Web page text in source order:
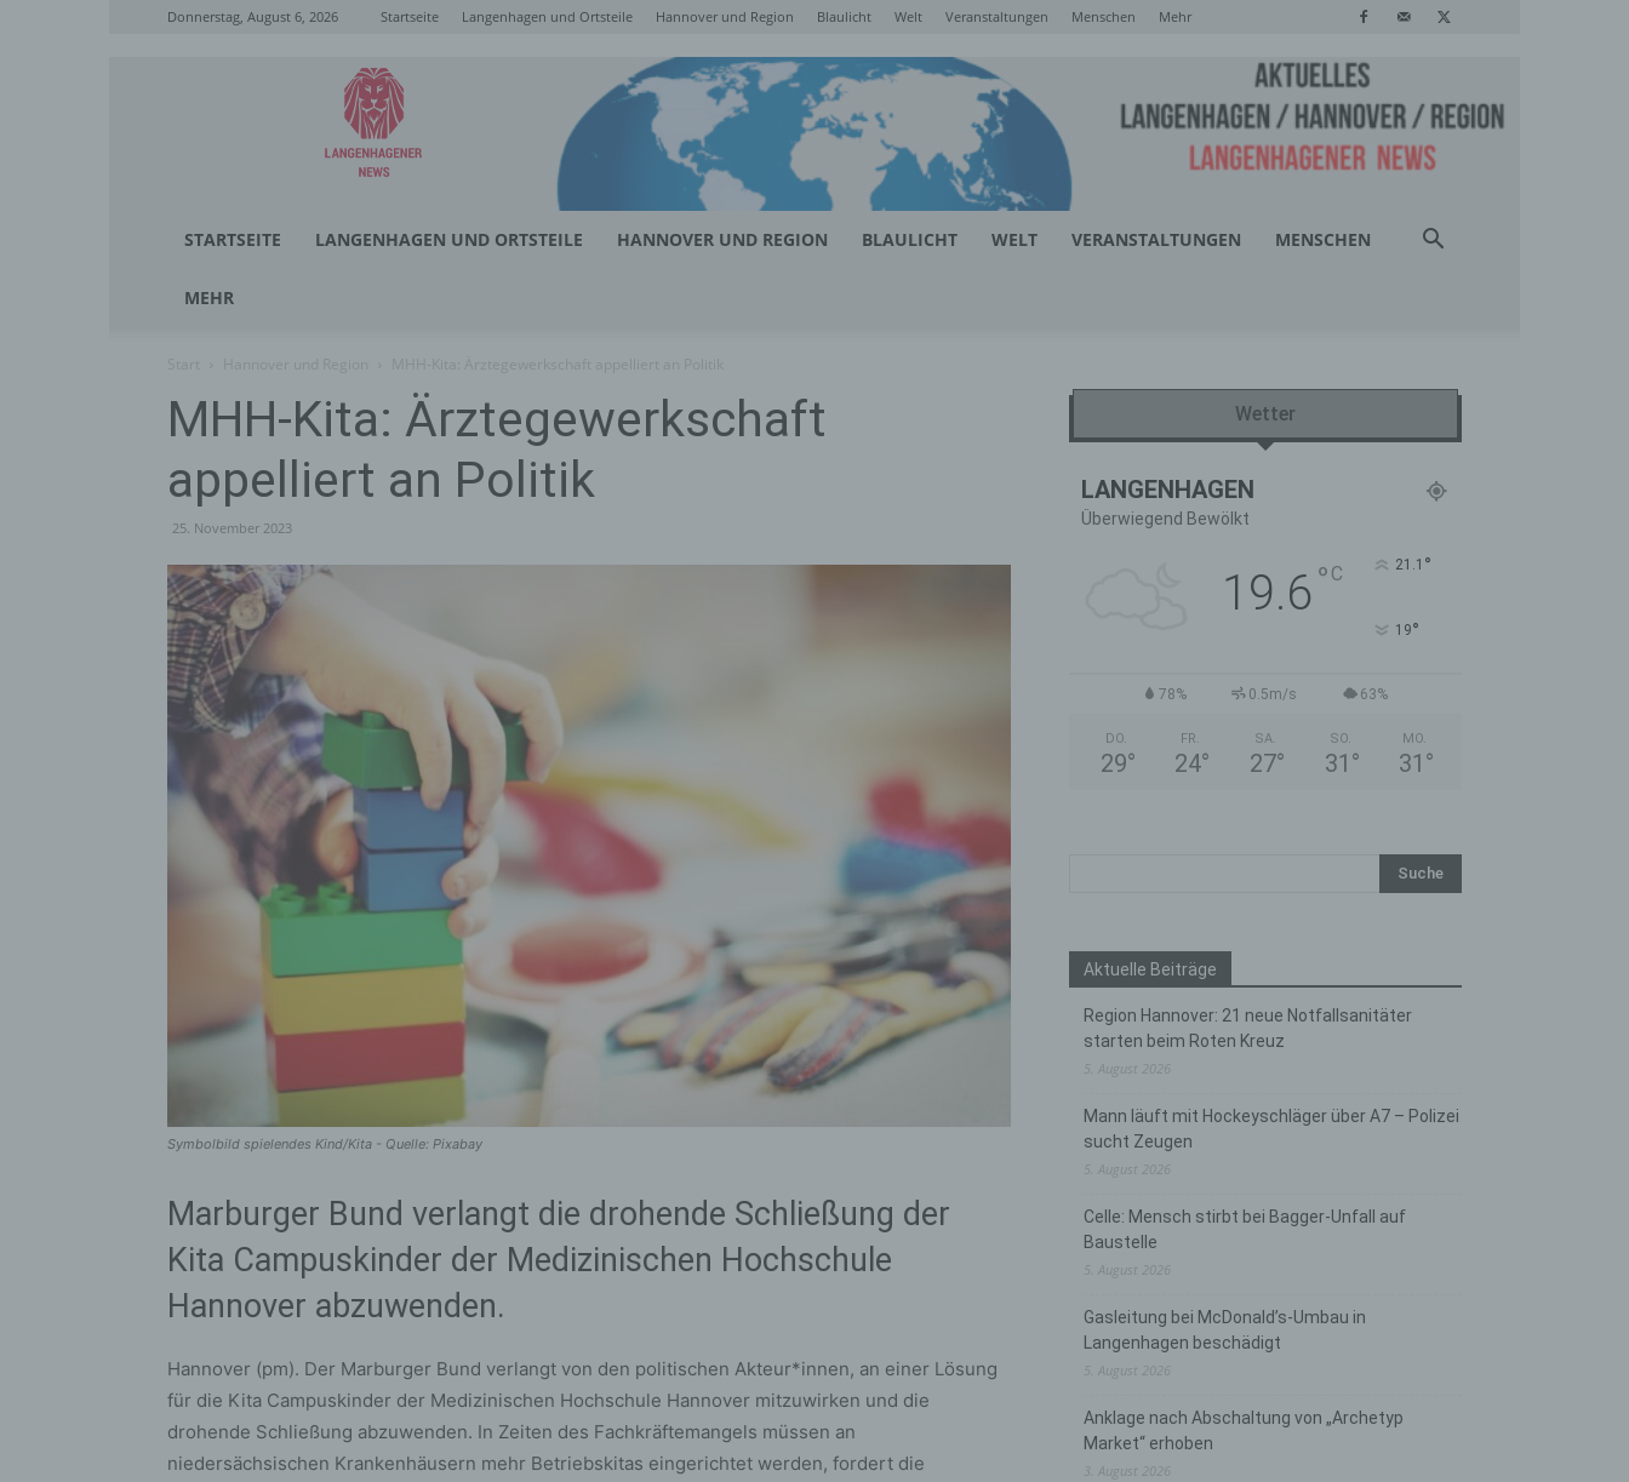
Donnerstag, August 6, 2026 Startseite Langenhagen und Ortsteile Hannover und Region Blaulicht Welt Veranstaltungen Menschen Mehr
Langenhagener
News
STARTSEITE LANGENHAGEN UND ORTSTEILE HANNOVER UND REGION BLAULICHT WELT VERANSTALTUNGEN MENSCHEN
MEHR
MHH-Kita: Ärztegewerkschaft
appelliert an Politik
25. November 2023
Symbolbild spielendes Kind/Kita - Quelle: Pixabay
Marburger Bund verlangt die drohende Schließung der
Kita Campuskinder der Medizinischen Hochschule
Hannover abzuwenden.
Hannover (pm). Der Marburger Bund verlangt von den politischen Akteur*innen, an einer Lösung
für die Kita Campuskinder der Medizinischen Hochschule Hannover mitzuwirken und die
drohende Schließung abzuwenden. In Zeiten des Fachkräftemangels müssen an
niedersächsischen Krankenhäusern mehr Betriebskitas eingerichtet werden, fordert die
Wetter
LANGENHAGEN
Überwiegend Bewölkt
19.6° C 21.1 °
19°
78% 0.5m/s 63%
DO.
29°
FR.
24°
SA.
27°
SO.
31 °
MO.
31 °
Aktuelle Beiträge
Region Hannover: 21 neue Notfallsanitäter
starten beim Roten Kreuz
5. August 2026
Mann läuft mit Hockeyschläger über A7 – Polizei
sucht Zeugen
5. August 2026
Celle: Mensch stirbt bei Bagger-Unfall auf
Baustelle
5. August 2026
Gasleitung bei McDonald’s-Umbau in
Langenhagen beschädigt
5. August 2026
Anklage nach Abschaltung von „Archetyp
Market“ erhoben
3. August 2026